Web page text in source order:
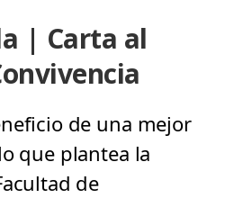
| Carta al
de una mejor
que plantea la
de